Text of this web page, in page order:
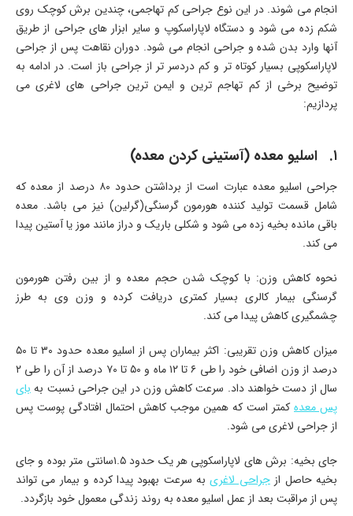
انجام می شوند. در این نوع جراحی کم تهاجمی، چندین برش کوچک روی
شکم زده می شود و دستگاه لاپاراسکوپ و سایر ابزار های جراحی از طریق
آنها وارد بدن شده و جراحی انجام می شود. دوران نقاهت پس از جراحی
لاپاراسکوپی بسیار کوتاه تر و کم دردسر تر از جراحی باز است. در ادامه به
توضیح برخی از کم تهاجم ترین و ایمن ترین جراحی های لاغری می
پردازیم:
۱. اسلیو معده (آستینی کردن معده)
جراحی اسلیو معده عبارت است از برداشتن حدود ۸۰ درصد از معده که
شامل قسمت تولید کننده هورمون گرسنگی(گرلین) نیز می باشد. معده
باقی مانده بخیه زده می شود و شکلی باریک و دراز مانند موز یا آستین پیدا
می کند.
نحوه کاهش وزن: با کوچک شدن حجم معده و از بین رفتن هورمون
گرسنگی بیمار کالری بسیار کمتری دریافت کرده و وزن وی به طرز
چشمگیری کاهش پیدا می کند.
میزان کاهش وزن تقریبی: اکثر بیماران پس از اسلیو معده حدود ۳۰ تا ۵۰
درصد از وزن اضافی خود را طی ۶ تا ۱۲ ماه و ۵۰ تا ۷۰ درصد از آن را طی ۲
سال از دست خواهند داد. سرعت کاهش وزن در این جراحی نسبت بهبای
پس معده کمتر است که همین موجب کاهش احتمال افتادگی پوست پس
از جراحی لاغری می شود.
جای بخیه: برش های لاپاراسکوپی هر یک حدود ۱.۵سانتی متر بوده و جای
بخیه حاصل ازجراحی لاغریبه سرعت بهبود پیدا کرده و بیمار می تواند
پس از مراقبت بعد از عمل اسلیو معده به روند زندگی معمول خود بازگردد.